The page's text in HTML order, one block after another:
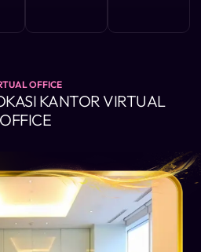
OFFICE
KANTOR VIRTUAL
OFFICE